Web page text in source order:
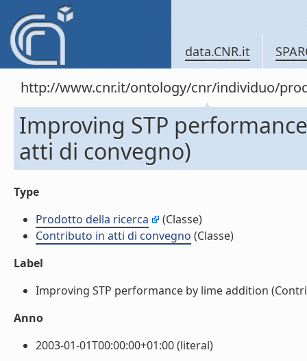
data.CNR.it
http://www.cnr.it/ontology/cnr/individuo/
Improving STP
atti di convegno)
Type
Prodotto della ricerca
(Classe)
Contributo in atti di convegno (Classe)
Label
Improving STP performance by lime addition
Anno
2003-01-01T00:00:00+01:00 (literal)